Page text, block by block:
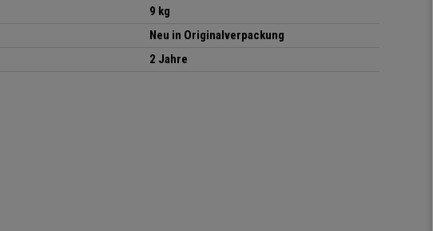
9 kg
Neu in Originalverpackung
2 Jahre